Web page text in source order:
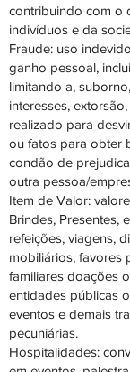
contribuindo com o
indivíduos e da
Fraude: uso
ganho pessoal,
limitando a,
interesses,
realizado para
ou fatos para obter
condão de
outra pessoa/
Item de Valor:
Brindes, Presentes,
refeições, viagens,
mobiliários, favores
familiares doações
entidades públicas
eventos e demais
pecuniárias.
Hospitalidades: